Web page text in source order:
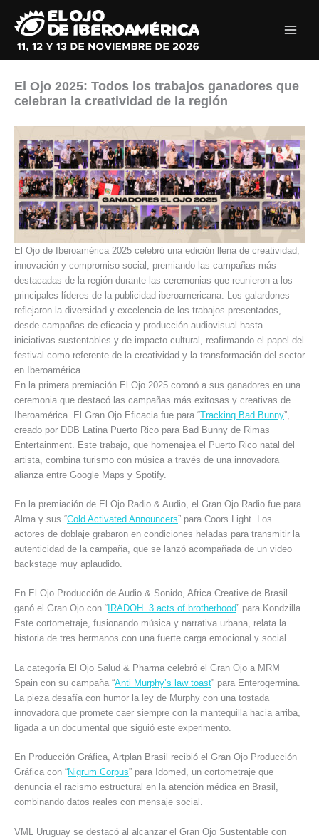
contenido
El Ojo 2025: Todos los trabajos ganadores que
celebran la creatividad de la región
El Ojo de Iberoamérica 2025 celebró una edición llena de creatividad,
innovación y compromiso social, premiando las campañas más
destacadas de la región durante las ceremonias que reunieron a los
principales líderes de la publicidad iberoamericana. Los galardones
reflejaron la diversidad y excelencia de los trabajos presentados,
desde campañas de eficacia y producción audiovisual hasta
iniciativas sustentables y de impacto cultural, reafirmando el papel del
festival como referente de la creatividad y la transformación del sector
en Iberoamérica.
En la primera premiación El Ojo 2025 coronó a sus ganadores en una
ceremonia que destacó las campañas más exitosas y creativas de
Iberoamérica. El Gran Ojo Eficacia fue para “Tracking Bad Bunny”,
creado por DDB Latina Puerto Rico para Bad Bunny de Rimas
Entertainment. Este trabajo, que homenajea el Puerto Rico natal del
artista, combina turismo con música a través de una innovadora
alianza entre Google Maps y Spotify.
En la premiación de El Ojo Radio & Audio, el Gran Ojo Radio fue para
Alma y sus “Cold Activated Announcers” para Coors Light. Los
actores de doblaje grabaron en condiciones heladas para transmitir la
autenticidad de la campaña, que se lanzó acompañada de un video
backstage muy aplaudido.
En El Ojo Producción de Audio & Sonido, Africa Creative de Brasil
ganó el Gran Ojo con “ IRADOH. 3 acts of brotherhood” para Kondzilla.
Este cortometraje, fusionando música y narrativa urbana, relata la
historia de tres hermanos con una fuerte carga emocional y social.
La categoría El Ojo Salud & Pharma celebró el Gran Ojo a MRM
Spain con su campaña “Anti Murphy’s law toast” para Enterogermina.
La pieza desafía con humor la ley de Murphy con una tostada
innovadora que promete caer siempre con la mantequilla hacia arriba,
ligada a un documental que siguió este experimento.
En Producción Gráfica, Artplan Brasil recibió el Gran Ojo Producción
Gráfica con “Nigrum Corpus” para Idomed, un cortometraje que
denuncia el racismo estructural en la atención médica en Brasil,
combinando datos reales con mensaje social.
VML Uruguay se destacó al alcanzar el Gran Ojo Sustentable con